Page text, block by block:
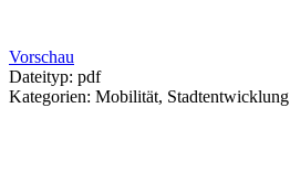
Vorschau
Dateityp: pdf
Kategorien: Mobilität, Stadtentwicklung